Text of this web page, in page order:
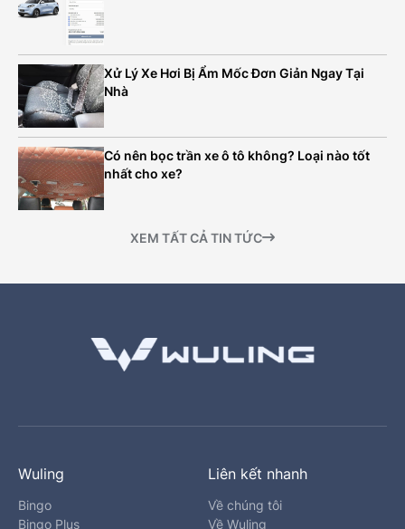
Xử Lý Xe Hơi Bị Ẩm Mốc Đơn Giản Ngay Tại
Nhà
Có nên bọc trần xe ô tô không? Loại nào tốt
nhất cho xe?
XEM TẤT CẢ TIN TỨC
Wuling
Bingo
Bingo Plus
Liên kết nhanh
Về chúng tôi
Về Wuling